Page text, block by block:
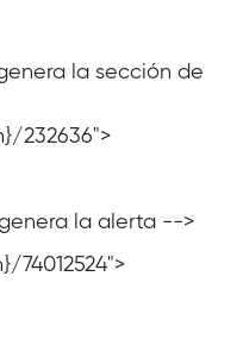
la sección de
232636">
la alerta -->
74012524">